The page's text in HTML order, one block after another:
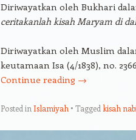
Diriwayatkan oleh Bukhari
ceritakanlah kisah Maryam di
Diriwayatkan oleh Muslim
keutamaan Isa (4/1838), no.
Continue reading →
Posted in Islamiyah Tagged kisah